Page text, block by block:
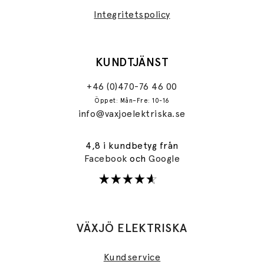
Integritetspolicy
KUNDTJÄNST
+46 (0)470-76 46 00
Öppet: Mån–Fre: 10-16
info@vaxjoelektriska.se
4,8 i kundbetyg från
FacebookochGoogle
VÄXJÖ ELEKTRISKA
Kundservice